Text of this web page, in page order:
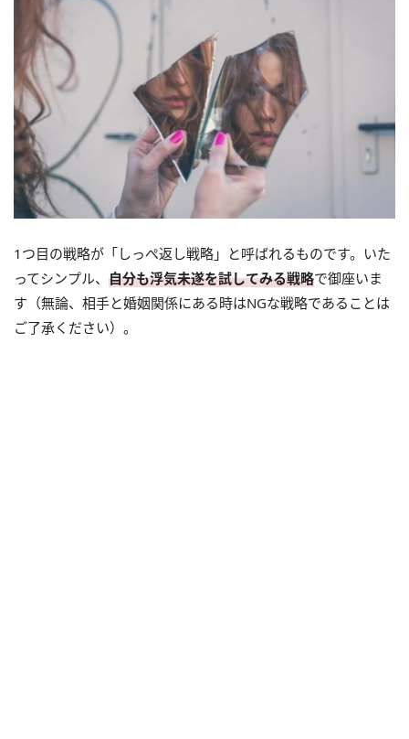
1つ目の戦略が「しっぺ返し戦略」と呼ばれるものです。いた
ってシンプル、 自分も浮気未遂を試してみる戦略で御座いま
す（無論、相手と婚姻関係にある時はNGな戦略であることは
ご了承ください）。